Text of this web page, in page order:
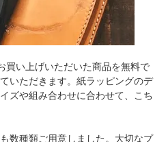
買い上げいただいた商品を無料で
いただきます。紙ラッピングのデ
ズや組み合わせに合わせて、こち
数種類ご用意しました。大切なプ